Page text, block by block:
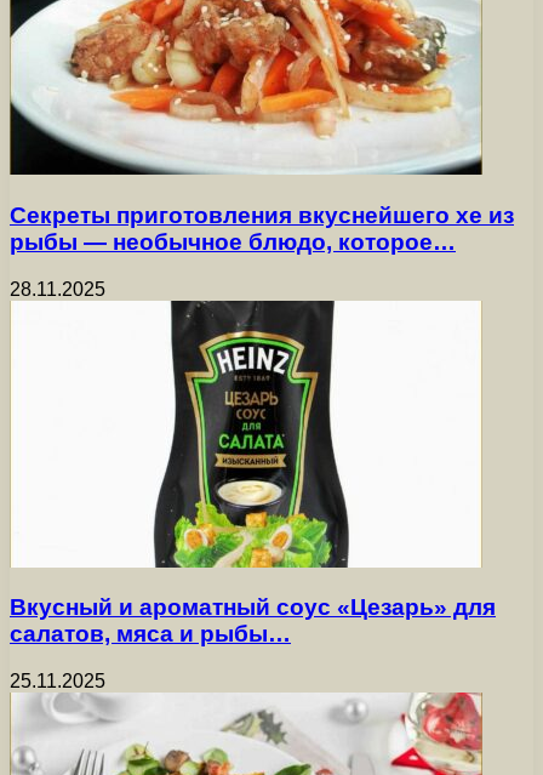
Секреты приготовления вкуснейшего хе из
рыбы — необычное блюдо, которое…
28.11.2025
Вкусный и ароматный соус «Цезарь» для
салатов, мяса и рыбы…
25.11.2025